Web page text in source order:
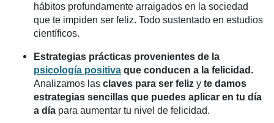
hábitos profundamente arraigados en la sociedad
que te impiden ser feliz. Todo sustentado en estudios
científicos.
Estrategias prácticas provenientes de la
psicología positiva que conducen a la felicidad.
Analizamos las claves para ser feliz y te damos
estrategias sencillas que puedes aplicar en tu día
a día para aumentar tu nivel de felicidad.